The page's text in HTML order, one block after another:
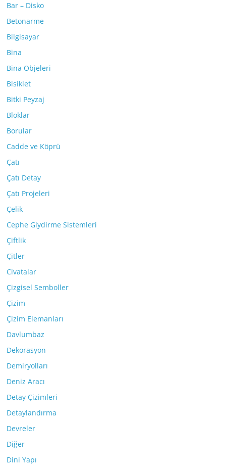
Bar – Disko
Betonarme
Bilgisayar
Bina
Bina Objeleri
Bisiklet
Bitki Peyzaj
Bloklar
Borular
Cadde ve Köprü
Çatı
Çatı Detay
Çatı Projeleri
Çelik
Cephe Giydirme Sistemleri
Çiftlik
Çitler
Civatalar
Çizgisel Semboller
Çizim
Çizim Elemanları
Davlumbaz
Dekorasyon
Demiryolları
Deniz Aracı
Detay Çizimleri
Detaylandırma
Devreler
Diğer
Dini Yapı